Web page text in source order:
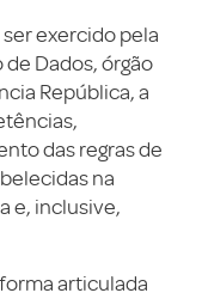
ser exercido pela
Dados, órgão
República, a
das regras de
na
e, inclusive,
articulada